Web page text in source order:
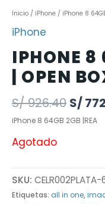
Inicio / iPhone / iPhone 8
iPhone
IPHONE 8
| OPEN
S/926.40 S/
iPhone 8 64GB 2GB |REA
Agotado
SKU:
Etiquetas: all in one,